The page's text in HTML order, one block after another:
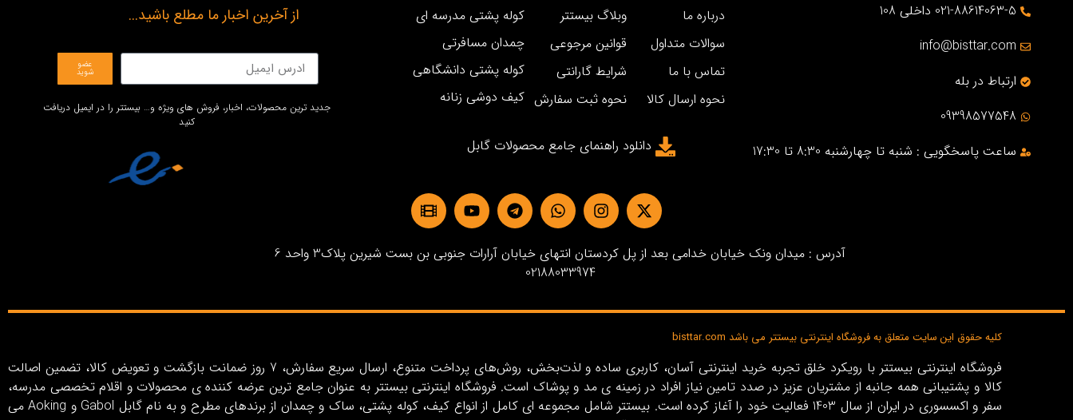
021-88614063-5 داخلی 108
info@bisttar.com
ارتباط در بله
09398577548
ساعت پاسخگویی : شنبه تا چهارشنبه 8:30 تا 17:30
درباره ما
سوالات متداول
تماس با ما
نحوه ارسال کالا
وبلاگ بیستتر
قوانین مرجوعی
شرایط گارانتی
نحوه ثبت سفارش
کوله پشتی مدرسه ای
چمدان مسافرتی
کوله پشتی دانشگاهی
کیف دوشی زنانه
دانلود راهنمای جامع محصولات گابل
از آخرین اخبار ما مطلع باشید...
عضو
شوید
جدید ترین محصولات، اخبار، فروش های ویژه و… بیستتر را در ایمیل دریافت
کنید
آدرس : میدان ونک خیابان خدامی بعد از پل کردستان انتهای خیابان آرارات جنوبی بن بست شیرین پلاک3 واحد 6
02188033974
کلیه حقوق این سایت متعلق به فروشگاه اینترنتی بیستتر می باشد bisttar.com
فروشگاه اینترنتی بیستتر با رویکرد خلق تجربه خرید اینترنتی آسان، کاربری ساده و لذت‌بخش، روش‌های پرداخت متنوع، ارسال سریع سفارش، 7 روز ضمانت بازگشت و تعویض کالا، تضمین اصالت
کالا و پشتیبانی همه جانبه از مشتریان عزیز در صدد تامین نیاز افراد در زمینه‌ ی مد و پوشاک است. فروشگاه اینترنتی بیستتر به عنوان جامع ترین عرضه کننده ی محصولات و اقلام تخصصی مدرسه،
سفر و اکسسوری در ایران از سال 1403 فعالیت خود را آغاز کرده است. بیستتر شامل مجموعه ای کامل از انواع کیف، کوله پشتی، ساک و چمدان از برندهای مطرح و به نام گابل Gabol و Aoking می